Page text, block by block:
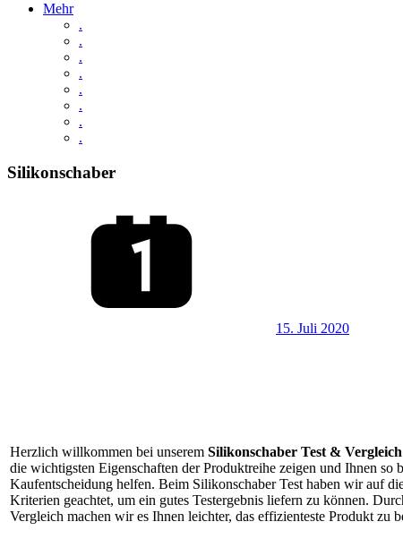
Mehr
.
.
.
.
.
.
.
.
Silikonschaber
15. Juli 2020
Herzlich willkommen bei unserem Silikonschaber Test & Vergleich
die wichtigsten Eigenschaften der Produktreihe zeigen und Ihnen so
Kaufentscheidung helfen. Beim Silikonschaber Test haben wir auf
Kriterien geachtet, um ein gutes Testergebnis liefern zu können.
Vergleich machen wir es Ihnen leichter, das effizienteste Produkt zu